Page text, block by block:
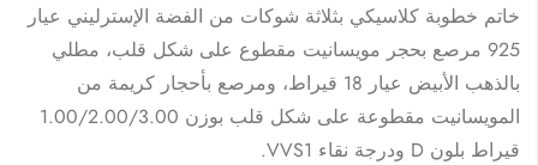
خاتم خطوبة كلاسيكي بثلاثة شوكات من الفضة الإسترليني عيار
925 مرصع بحجر مويسانيت مقطوع على شكل قلب، مطلي
بالذهب الأبيض عيار 18 قيراط، ومرصع بأحجار كريمة من
المويسانيت مقطوعة على شكل قلب بوزن 1.00/2.00/3.00
قيراط بلون D ودرجة نقاء VVS1.